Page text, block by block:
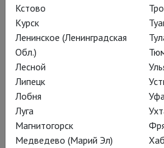
Подписаться на рассылку
СОСТАВ О
РЕЦЕНЗИЯ
Действующие лица и
Кстово
Курск
Ленинское (Ленинградская
Обл.)
Лесной
Липецк
Лобня
Луга
Магнитогорск
Медведево (Марий Эл)